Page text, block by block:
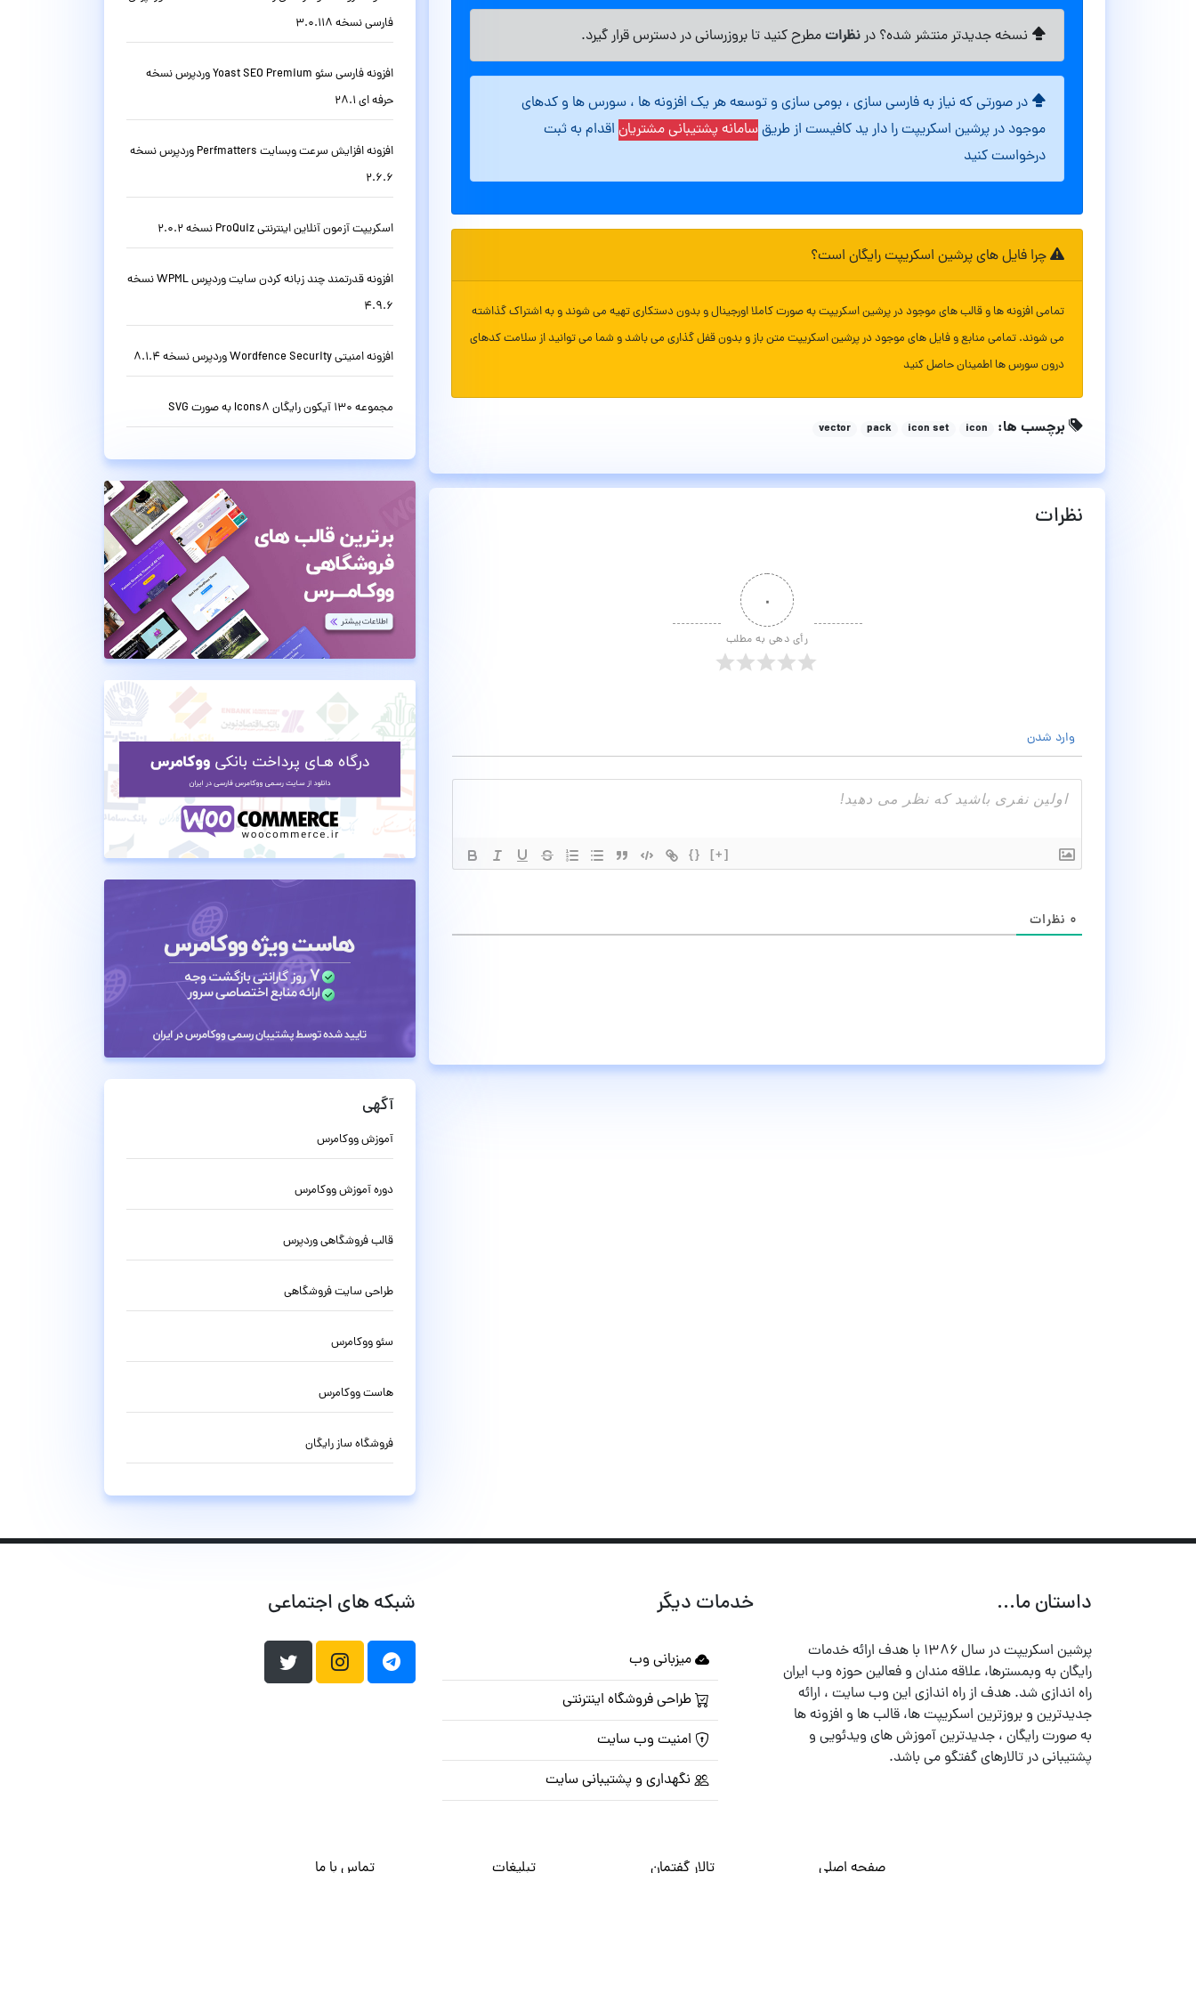
نسخه جدیدتر منتشر شده؟ درنظراتمطرح کنید تا بروزرسانی در دسترس قرار گیرد.
در صورتی که نیاز به فارسی سازی ، بومی سازی و توسعه هر یک افزونه ها ، سورس ها و کدهای
موجود در پرشین اسکریپت را دار ید کافیست از طریقسامانه پشتیبانی مشتریان اقدام به ثبت
درخواست کنید
چرا فایل های پرشین اسکریپت رایگان است؟
تمامی افزونه ها و قالب های موجود در پرشین اسکریپت به صورت کاملا اورجینال و بدون دستکاری تهیه می شوند و به اشتراک گذاشته
می شوند. تمامی منابع و فایل های موجود در پرشین اسکریپت متن باز و بدون قفل گذاری می باشد و شما می توانید از سلامت کدهای
درون سورس ها اطمینان حاصل کنید
برچسب ها: icon
icon set
pack
vector
نظرات
۰
رأی دهی به مطلب
وارد شدن
{} [+]
۰ نظرات
فارسی نسخه 3.0.118
افزونه فارسی سئو Yoast SEO Premium وردپرس نسخه
حرفه ای 28.1
افزونه افزایش سرعت وبسایت Perfmatters وردپرس نسخه
2.6.6
اسکریپت آزمون آنلاین اینترنتی ProQuiz نسخه 2.0.2
افزونه قدرتمند چند زبانه کردن سایت وردپرس WPML نسخه
4.9.6
افزونه امنیتی Wordfence Security وردپرس نسخه 8.1.4
مجموعه 130 آیکون رایگان Icons8 به صورت SVG
آگهی
آموزش ووکامرس
دوره آموزش ووکامرس
قالب فروشگاهی وردپرس
طراحی سایت فروشگاهی
سئو ووکامرس
هاست ووکامرس
فروشگاه ساز رایگان
داستان ما...
پرشین اسکریپت در سال ۱۳۸۶ با هدف ارائه خدمات
رایگان به وبمسترها، علاقه مندان و فعالین حوزه وب ایران
راه اندازی شد. هدف از راه اندازی این وب سایت ، ارائه
جدیدترین و بروزترین اسکریپت ها، قالب ها و افزونه ها
به صورت رایگان ، جدیدترین آموزش های ویدئویی و
پشتیبانی در تالارهای گفتگو می باشد.
خدمات دیگر
میزبانی وب
طراحی فروشگاه اینترنتی
امنیت وب سایت
نگهداری و پشتیبانی سایت
شبکه های اجتماعی
صفحه اصلی تالار گفتمان تبلیغات تماس با ما